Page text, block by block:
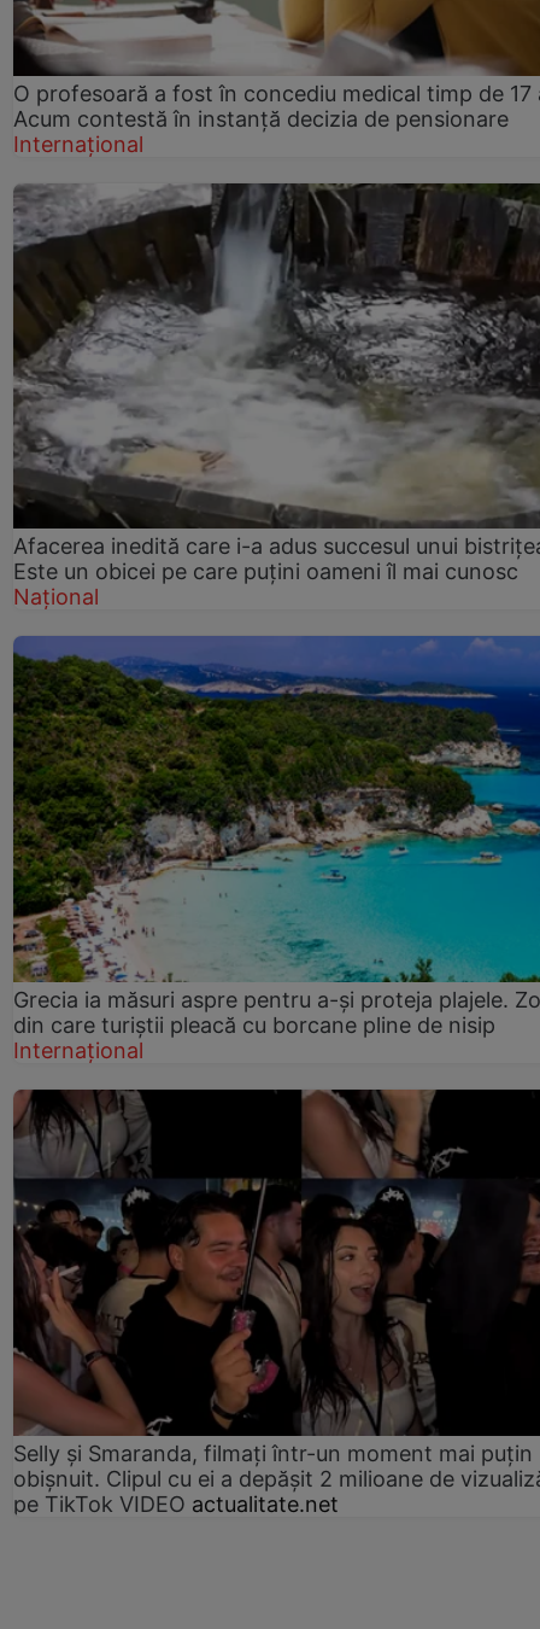
O profesoară a fost în concediu medical timp de 17
Acum contestă în instanță decizia de pensionare
Internațional
Afacerea inedită care i-a adus succesul unui
Este un obicei pe care puțini oameni îl mai cunosc
Național
Grecia ia măsuri aspre pentru a-și proteja plajele.
din care turiștii pleacă cu borcane pline de nisip
Internațional
Selly și Smaranda, filmați într-un moment mai puțin
obișnuit. Clipul cu ei a depășit 2 milioane de
pe TikTok VIDEO actualitate.net